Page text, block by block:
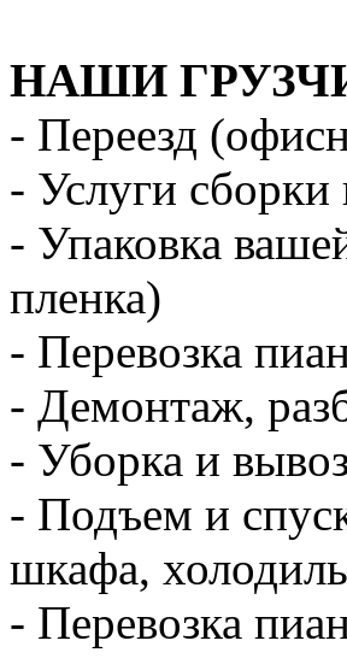
НАШИ
- Переезд
- Услуги сборки
- Упаковка
пленка)
- Перевозка
- Демонтаж,
- Уборка и
- Подъем и
шкафа,
- Перевозка